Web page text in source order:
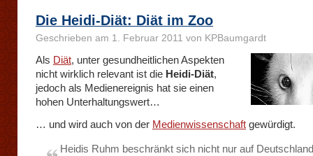
Die Heidi-Diät: Diät im Zoo
Geschrieben am 1. Februar 2011 von KPBaumgardt
Als Diät, unter gesundheitlichen Aspekten
nicht wirklich relevant ist die Heidi-Diät,
jedoch als Medienereignis hat sie einen
hohen Unterhaltungswert…
… und wird auch von der Medienwissenschaft gewürdigt.
Heidis Ruhm beschränkt sich nicht nur auf